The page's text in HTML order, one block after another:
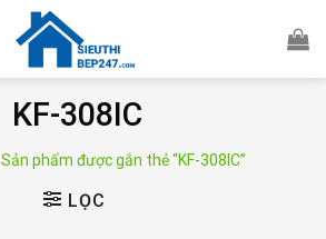
KF-308IC
Sản phẩm được gắn thẻ “KF-308IC”
LỌC